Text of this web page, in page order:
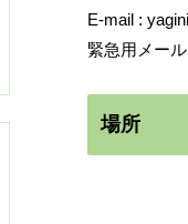
E-mail :
緊急用メー
場所